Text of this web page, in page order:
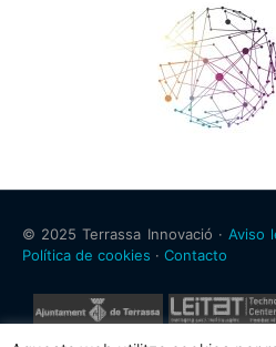
© 2025 Terrassa Innovació · Aviso
Política de cookies · Contacto